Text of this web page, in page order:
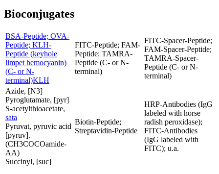
Bioconjugates
BSA-Peptide; OVA-
Peptide; KLH-
Peptide (keyhole
limpet hemocyanin)
(C- or N-
terminal)KLH
FITC-Peptide; FAM-
Peptide; TAMRA-
Peptide (C- or N-
terminal)
FITC-Spacer-Peptide;
FAM-Spacer-Peptide;
TAMRA-Spacer-
Peptide (C- or N-
terminal)
Azide, [N3]
Pyroglutamate, [pyr]
S-acetylthioacetate,
sata
Pyruvat, pyruvic acid
[pyruv].
(CH3COCOamide-
AA)
Succinyl, [suc]
Biotin-Peptide;
Streptavidin-Peptide
HRP-Antibodies (IgG
labeled with horse
radish peroxidase);
FITC-Antibodies
(IgG labeled with
FITC); u.a.